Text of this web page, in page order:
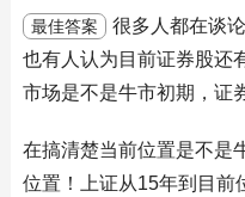
最佳答案
很多人都在谈
也有人认为目前证券股还
市场是不是牛市初期，证
在搞清楚当前位置是不是
位置！上证从15年到目前